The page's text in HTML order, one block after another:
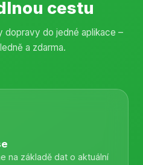
cestu
dopravy do jedné aplikace –
a zdarma.
na základě dat o aktuální